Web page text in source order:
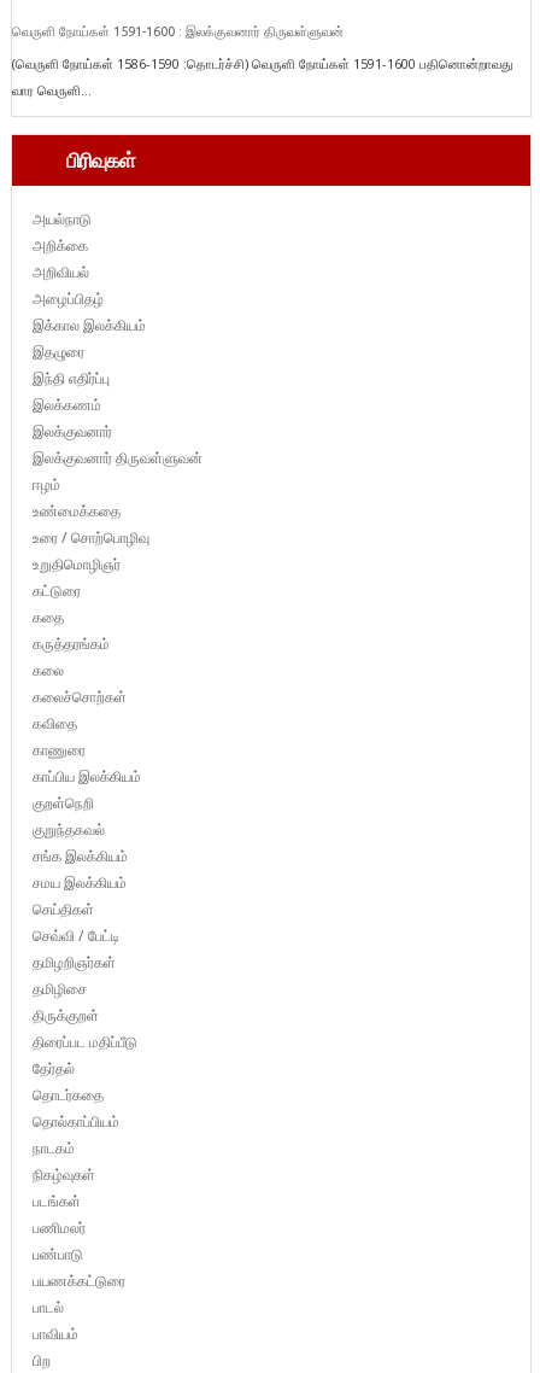
வெருளி நோய்கள் 1591-1600 : இலக்குவனார் திருவள்ளுவன்
(வெருளி நோய்கள் 1586-1590 :தொடர்ச்சி) வெருளி நோய்கள் 1591-1600 பதினொன்றாவது
வார வெருளி...
பிரிவுகள்
அயல்நாடு
அறிக்கை
அறிவியல்
அழைப்பிதழ்
இக்கால இலக்கியம்
இதழுரை
இந்தி எதிர்ப்பு
இலக்கணம்
இலக்குவனார்
இலக்குவனார் திருவள்ளுவன்
ஈழம்
உண்மைக்கதை
உரை / சொற்பொழிவு
உறுதிமொழிஞர்
கட்டுரை
கதை
கருத்தரங்கம்
கலை
கலைச்சொற்கள்
கவிதை
காணுரை
காப்பிய இலக்கியம்
குறள்நெறி
குறுந்தகவல்
சங்க இலக்கியம்
சமய இலக்கியம்
செய்திகள்
செவ்வி / பேட்டி
தமிழறிஞர்கள்
தமிழிசை
திருக்குறள்
திரைப்பட மதிப்பீடு
தேர்தல்
தொடர்கதை
தொல்காப்பியம்
நாடகம்
நிகழ்வுகள்
படங்கள்
பணிமலர்
பண்பாடு
பயணக்கட்டுரை
பாடல்
பாவியம்
பிற